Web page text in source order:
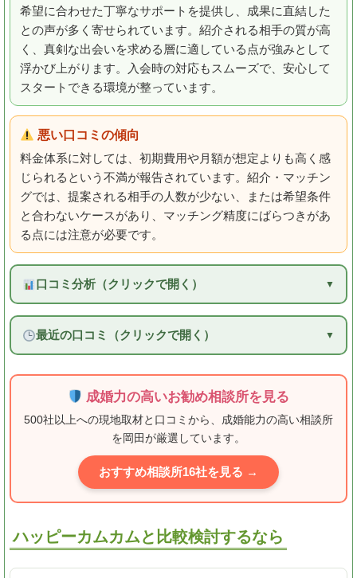
希望に合わせた丁寧なサポートを提供し、成果に直結した
との声が多く寄せられています。紹介される相手の質が高
く、真剣な出会いを求める層に適している点が強みとして
浮かび上がります。入会時の対応もスムーズで、安心して
スタートできる環境が整っています。
悪い口コミの傾向
料金体系に対しては、初期費用や月額が想定よりも高く感
じられるという不満が報告されています。紹介・マッチン
グでは、提案される相手の人数が少ない、または希望条件
と合わないケースがあり、マッチング精度にばらつきがあ
る点には注意が必要です。
口コミ分析（クリックで開く）
最近の口コミ（クリックで開く）
成婚力の高いお勧め相談所を見る
500社以上への現地取材と口コミから、成婚能力の高い相談所
を岡田が厳選しています。
おすすめ相談所16社を見る →
ハッピーカムカムと比較検討するなら